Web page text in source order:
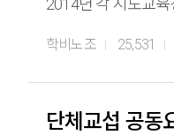
학비노조 25,531
단체교섭 공동